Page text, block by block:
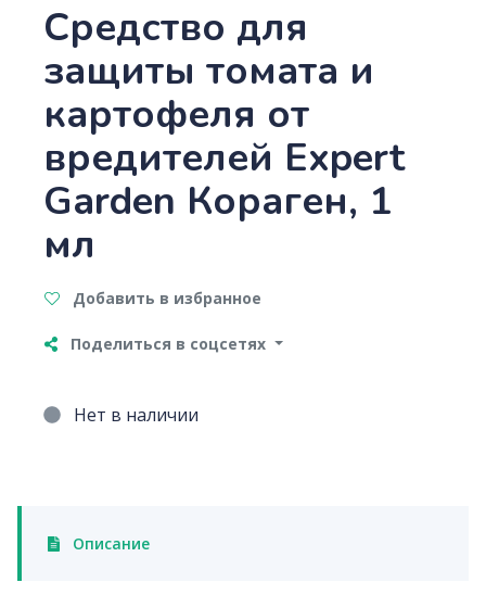
Средство для
защиты томата и
картофеля от
вредителей Expert
Garden Кораген, 1
мл
Добавить в избранное
Поделиться в соцсетях
Нет в наличии
Описание